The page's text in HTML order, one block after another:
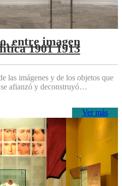
entre imagen
1901 1913
las imágenes y de los objetos que
se afianzó y deconstruyó…
Ver más